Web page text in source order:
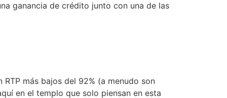
ganancia de crédito junto con una de las
más bajos del 92% (a menudo son
en el templo que solo piensan en esta